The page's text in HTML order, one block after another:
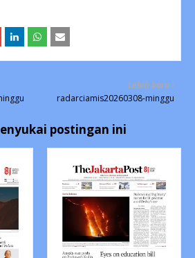
Lebih baru
radarciamis20260308-minggu
postingan ini